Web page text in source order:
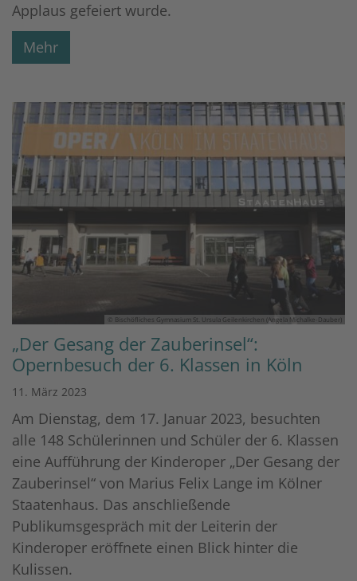
Applaus gefeiert wurde.
Mehr
© Bischöfliches Gymnasium St. Ursula Geilenkirchen (Angela Michalke-Dauber)
„Der Gesang der Zauberinsel“:
Opernbesuch der 6. Klassen in Köln
11. März 2023
Am Dienstag, dem 17. Januar 2023, besuchten
alle 148 Schülerinnen und Schüler der 6. Klassen
eine Aufführung der Kinderoper „Der Gesang der
Zauberinsel“ von Marius Felix Lange im Kölner
Staatenhaus. Das anschließende
Publikumsgespräch mit der Leiterin der
Kinderoper eröffnete einen Blick hinter die
Kulissen.